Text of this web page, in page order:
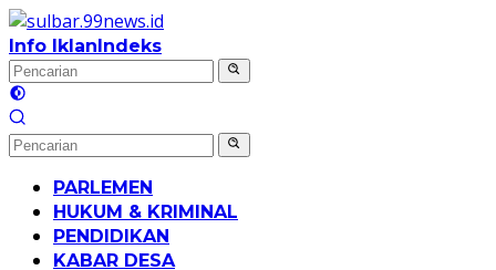
Langsung
ke
konten
Info IklanIndeks
PARLEMEN
HUKUM & KRIMINAL
PENDIDIKAN
KABAR DESA